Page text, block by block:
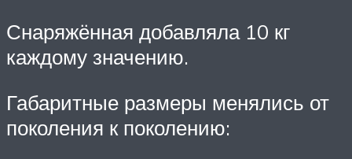
Снаряжённая добавляла 10 кг
каждому значению.
Габаритные размеры менялись от
поколения к поколению: